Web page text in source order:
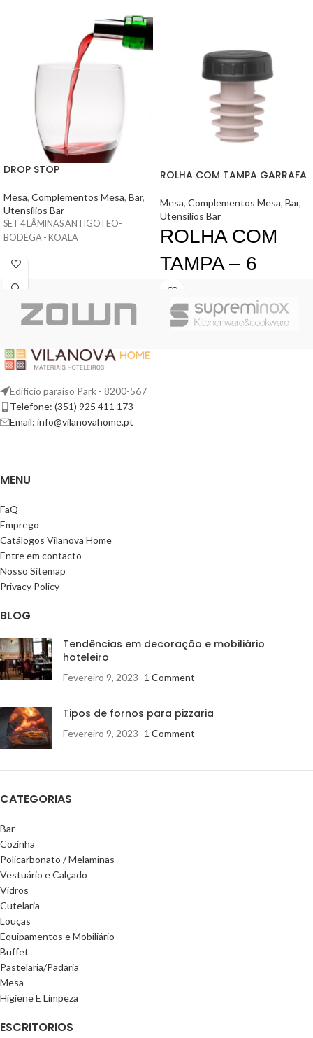
DROP STOP
Mesa, Complementos Mesa, Bar,
Utensílios Bar
SET 4 LÂMINAS ANTIGOTEO-
BODEGA - KOALA
ROLHA COM TAMPA GARRAFA
Mesa, Complementos Mesa, Bar,
Utensílios Bar
ROLHA COM
TAMPA – 6
UNIDADES
Edifício paraíso Park - 8200-567
Telefone: (351) 925 411 173
Email: info@vilanovahome.pt
MENU
FaQ
Emprego
Catálogos Vilanova Home
Entre em contacto
Nosso Sitemap
Privacy Policy
BLOG
Tendências em decoração e mobiliário
hoteleiro
Fevereiro 9, 2023 1 Comment
Tipos de fornos para pizzaria
Fevereiro 9, 2023 1 Comment
CATEGORIAS
Bar
Cozinha
Policarbonato / Melaminas
Vestuário e Calçado
Vidros
Cutelaria
Louças
Equipamentos e Mobiliário
Buffet
Pastelaria/Padaria
Mesa
Higiene E Limpeza
ESCRITORIOS